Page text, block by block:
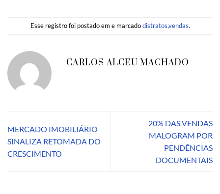
Esse registro foi postado em e marcadodistratos,vendas.
CARLOS ALCEU MACHADO
MERCADO IMOBILIÁRIO
SINALIZA RETOMADA DO
CRESCIMENTO
20% DAS VENDAS
MALOGRAM POR
PENDÊNCIAS
DOCUMENTAIS